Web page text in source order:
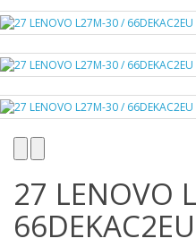
27 LENOVO
66DEKAC2EU